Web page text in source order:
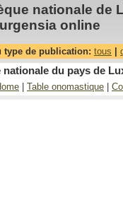
nationale de
online
type de publication: tous
nationale du pays de
Table onomastique